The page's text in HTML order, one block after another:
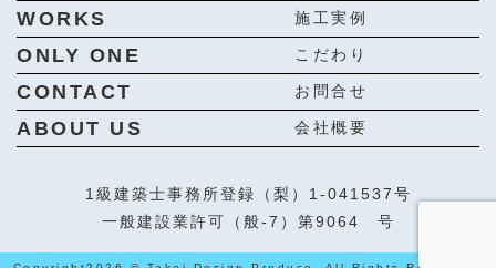
WORKS 施工実例
ONLY ONE こだわり
CONTACT お問合せ
ABOUT US 会社概要
1級建築士事務所登録（梨）1-041537号
一般建設業許可（般-7）第9064 号